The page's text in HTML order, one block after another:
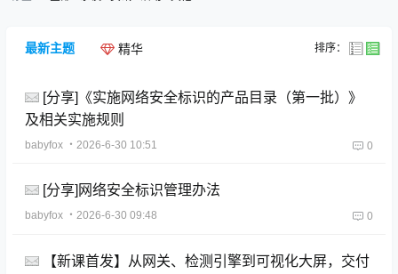
最新主题 精华 排序：
[分享]《实施网络安全标识的产品目录（第一批）》
及相关实施规则
babyfox ・2026-6-30 10:51 0
[分享]网络安全标识管理办法
babyfox ・2026-6-30 09:48 0
【新课首发】从网关、检测引擎到可视化大屏，交付